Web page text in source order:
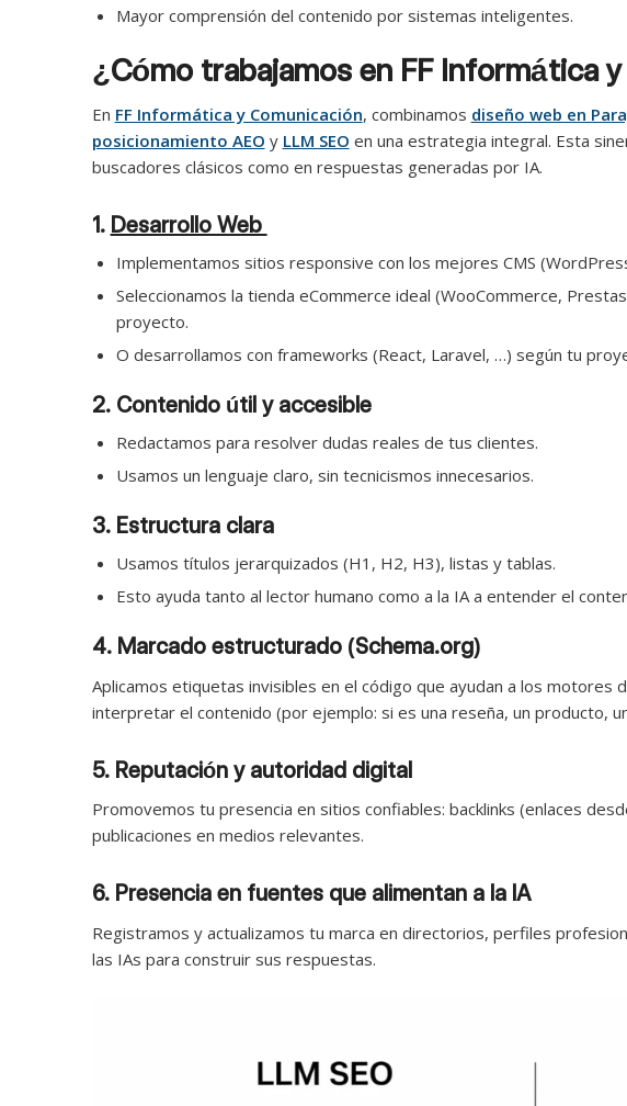
Mayor comprensión del contenido por sistemas inteligentes.
¿Cómo trabajamos en FF Informática
En FF Informática y Comunicación, combinamos diseño web en
posicionamiento AEO y LLM SEO en una estrategia integral. Esta
buscadores clásicos como en respuestas generadas por IA.
1. Desarrollo Web
Implementamos sitios responsive con los mejores CMS
Seleccionamos la tienda eCommerce ideal (WooCommerce,
proyecto.
O desarrollamos con frameworks (React, Laravel, …) según tu
2. Contenido útil y accesible
Redactamos para resolver dudas reales de tus clientes.
Usamos un lenguaje claro, sin tecnicismos innecesarios.
3. Estructura clara
Usamos títulos jerarquizados (H1, H2, H3), listas y tablas.
Esto ayuda tanto al lector humano como a la IA a entender el
4. Marcado estructurado (Schema.org)
Aplicamos etiquetas invisibles en el código que ayudan a los motores
interpretar el contenido (por ejemplo: si es una reseña, un producto,
5. Reputación y autoridad digital
Promovemos tu presencia en sitios confiables: backlinks (enlaces
publicaciones en medios relevantes.
6. Presencia en fuentes que alimentan a la IA
Registramos y actualizamos tu marca en directorios, perfiles
las IAs para construir sus respuestas.